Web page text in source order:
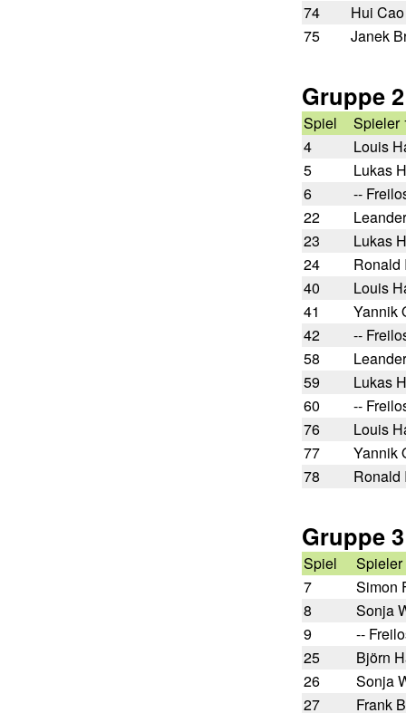
74
Hui Cao
75
Janek
Gruppe 2
Spiel
Spieler
4
Louis
5
Lukas
6
--
22
23
Lukas
24
Ronald
40
Louis
41
Yannik
42
--
58
59
Lukas
60
--
76
Louis
77
Yannik
78
Ronald
Gruppe 3
Spiel
Spieler
7
Simon
8
Sonja
9
--
25
Björn
26
Sonja
27
Frank